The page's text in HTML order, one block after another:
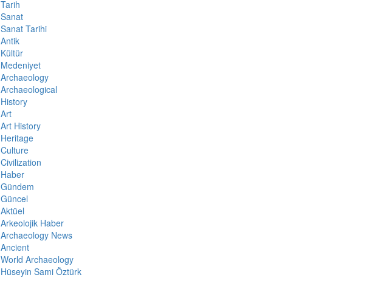
Tarih
Sanat
Sanat Tarihi
Antik
Kültür
Medeniyet
Archaeology
Archaeological
History
Art
Art History
Heritage
Culture
Civilization
Haber
Gündem
Güncel
Aktüel
Arkeolojik Haber
Archaeology News
Ancient
World Archaeology
Hüseyin Sami Öztürk